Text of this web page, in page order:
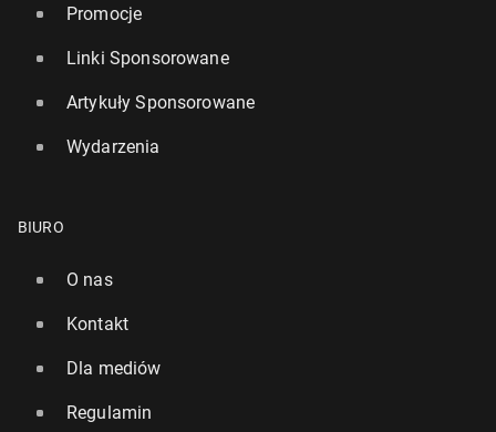
Promocje
Linki Sponsorowane
Artykuły Sponsorowane
Wydarzenia
BIURO
O nas
Kontakt
Dla mediów
Regulamin